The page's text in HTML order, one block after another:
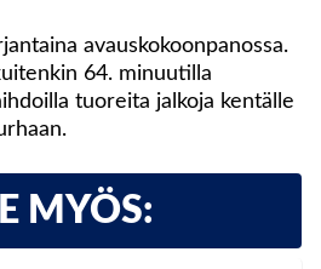
avauskokoonpanossa.
64. minuutilla
tuoreita jalkoja kentälle
MYÖS: